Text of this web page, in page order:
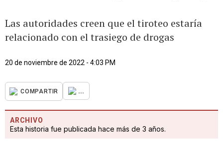
Las autoridades creen que el tiroteo estaría
relacionado con el trasiego de drogas
20 de noviembre de 2022 - 4:03 PM
COMPARTIR ...
ARCHIVO
Esta historia fue publicada hace más de 3 años.